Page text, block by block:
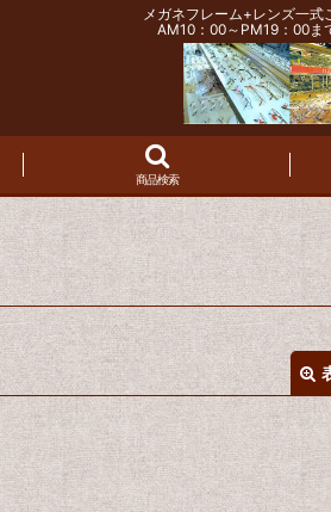
メガネフレーム+レンズ一式
AM10：00～PM19：00
商品検索